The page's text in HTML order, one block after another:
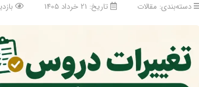
دسته‌بندی: مقالات تاریخ: 21 خرداد 1405